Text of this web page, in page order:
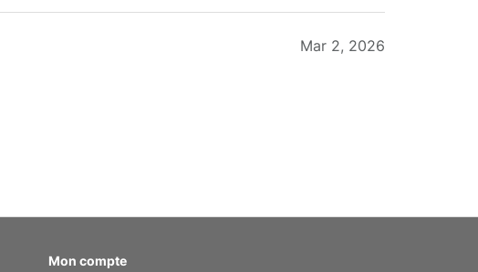
Mar 2, 2026
Feb 20, 2026
Mon compte